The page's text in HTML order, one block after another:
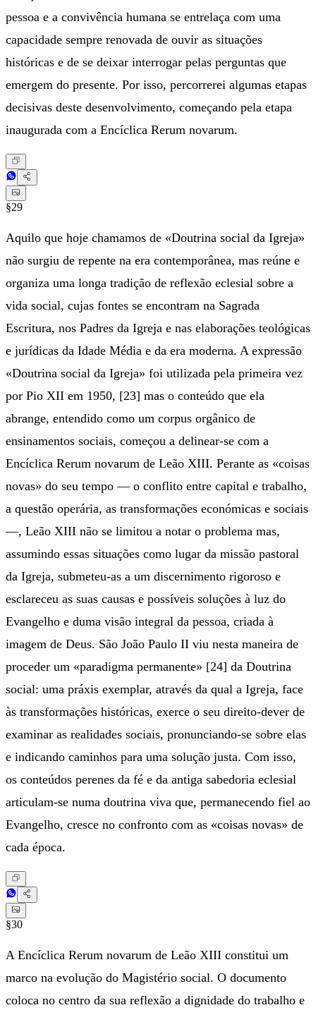
pessoa e a convivência humana se entrelaça com uma
capacidade sempre renovada de ouvir as situações
históricas e de se deixar interrogar pelas perguntas que
emergem do presente. Por isso, percorrerei algumas etapas
decisivas deste desenvolvimento, começando pela etapa
inaugurada com a Encíclica Rerum novarum.
§29
Aquilo que hoje chamamos de «Doutrina social da Igreja»
não surgiu de repente na era contemporânea, mas reúne e
organiza uma longa tradição de reflexão eclesial sobre a
vida social, cujas fontes se encontram na Sagrada
Escritura, nos Padres da Igreja e nas elaborações teológicas
e jurídicas da Idade Média e da era moderna. A expressão
«Doutrina social da Igreja» foi utilizada pela primeira vez
por Pio XII em 1950, [23] mas o conteúdo que ela
abrange, entendido como um corpus orgânico de
ensinamentos sociais, começou a delinear-se com a
Encíclica Rerum novarum de Leão XIII. Perante as «coisas
novas» do seu tempo — o conflito entre capital e trabalho,
a questão operária, as transformações económicas e sociais
—, Leão XIII não se limitou a notar o problema mas,
assumindo essas situações como lugar da missão pastoral
da Igreja, submeteu-as a um discernimento rigoroso e
esclareceu as suas causas e possíveis soluções à luz do
Evangelho e duma visão integral da pessoa, criada à
imagem de Deus. São João Paulo II viu nesta maneira de
proceder um «paradigma permanente» [24] da Doutrina
social: uma práxis exemplar, através da qual a Igreja, face
às transformações históricas, exerce o seu direito-dever de
examinar as realidades sociais, pronunciando-se sobre elas
e indicando caminhos para uma solução justa. Com isso,
os conteúdos perenes da fé e da antiga sabedoria eclesial
articulam-se numa doutrina viva que, permanecendo fiel ao
Evangelho, cresce no confronto com as «coisas novas» de
cada época.
§30
A Encíclica Rerum novarum de Leão XIII constitui um
marco na evolução do Magistério social. O documento
coloca no centro da sua reflexão a dignidade do trabalho e